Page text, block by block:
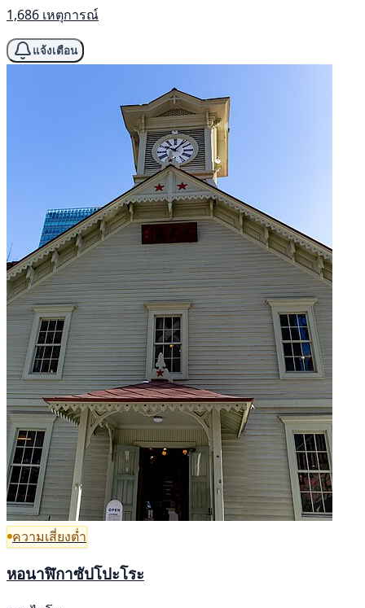
1,686 เหตุการณ์
แจ้งเตือน
ความเสี่ยงต่ำ
หอนาฬิกาซัปโปะโระ